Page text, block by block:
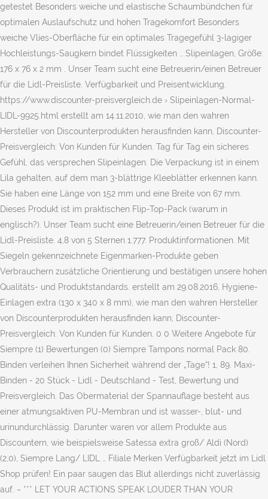
getestet Besonders weiche und elastische Schaumbündchen für
optimalen Auslaufschutz und hohen Tragekomfort Besonders
weiche Vlies-Oberfläche für ein optimales Tragegefühl 3-lagiger
Hochleistungs-Saugkern bindet Flüssigkeiten … Slipeinlagen, Größe:
176 x 76 x 2 mm . Unser Team sucht eine Betreuerin/einen Betreuer
für die Lidl-Preisliste. Verfügbarkeit und Preisentwicklung.
https://www.discounter-preisvergleich.de › Slipeinlagen-Normal-
LIDL-9925.html erstellt am 14.11.2010, wie man den wahren
Hersteller von Discounterprodukten herausfinden kann, Discounter-
Preisvergleich: Von Kunden für Kunden. Tag für Tag ein sicheres
Gefühl, das versprechen Slipeinlagen. Die Verpackung ist in einem
Lila gehalten, auf dem man 3-blättrige Kleeblätter erkennen kann.
Sie haben eine Länge von 152 mm und eine Breite von 67 mm.
Dieses Produkt ist im praktischen Flip-Top-Pack (warum in
englisch?). Unser Team sucht eine Betreuerin/einen Betreuer für die
Lidl-Preisliste. 4,8 von 5 Sternen 1.777. Produktinformationen. Mit
Siegeln gekennzeichnete Eigenmarken-Produkte geben
Verbrauchern zusätzliche Orientierung und bestätigen unsere hohen
Qualitäts- und Produktstandards. erstellt am 29.08.2016, Hygiene-
Einlagen extra (130 x 340 x 8 mm), wie man den wahren Hersteller
von Discounterprodukten herausfinden kann, Discounter-
Preisvergleich: Von Kunden für Kunden. 0 0 Weitere Angebote für
Siempre (1) Bewertungen (0) Siempre Tampons normal Pack 80.
Binden verleihen Ihnen Sicherheit während der „Tage“! 1, 89. Maxi-
Binden - 20 Stück - Lidl - Deutschland - Test, Bewertung und
Preisvergleich. Das Obermaterial der Spannauflage besteht aus
einer atmungsaktiven PU-Membran und ist wasser-, blut- und
urinundurchlässig. Darunter waren vor allem Produkte aus
Discountern, wie beispielsweise Satessa extra groß/ Aldi (Nord)
(2,0), Siempre Lang/ LIDL … Filiale Merken Verfügbarkeit jetzt im Lidl
Shop prüfen! Ein paar saugen das Blut allerdings nicht zuverlässig
auf. ~ *** LET YOUR ACTIONS SPEAK LOUDER THAN YOUR